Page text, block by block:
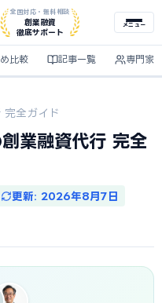
全国対応・無料相談
創業融資
徹底サポート
メニュー
比較 記事一覧 専門家
完全ガイド
業融資代行 完全
更新: 2026年8月7日